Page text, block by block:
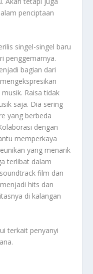
penciptaan
singel-singel baru
penggemarnya.
bagian dari
Raisa tidak
saja. Dia sering
yang berbeda
dengan
memperkaya
yang menarik
terlibat dalam
film dan
hits dan
di kalangan
terkait penyanyi
.